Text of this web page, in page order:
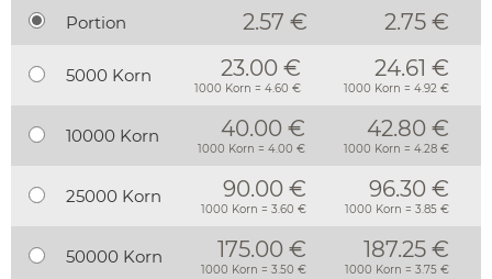
Portion 2.57 € 2.75 €
5000 Korn 23.00 €
1000 Korn = 4.60 €
24.61 €
1000 Korn = 4.92 €
10000 Korn 40.00 €
1000 Korn = 4.00 €
42.80 €
1000 Korn = 4.28 €
25000 Korn 90.00 €
1000 Korn = 3.60 €
96.30 €
1000 Korn = 3.85 €
50000 Korn 175.00 €
1000 Korn = 3.50 €
187.25 €
1000 Korn = 3.75 €